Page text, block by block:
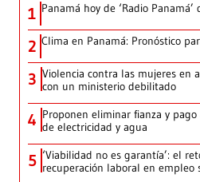
1 Panamá hoy de ‘Radio
2 Clima en Panamá: Pronóstico
3 Violencia contra las mujeres en
con un ministerio debilitado
4 Proponen eliminar fianza y
de electricidad y agua
5 ‘Viabilidad no es garantía’: el
recuperación laboral en empleo